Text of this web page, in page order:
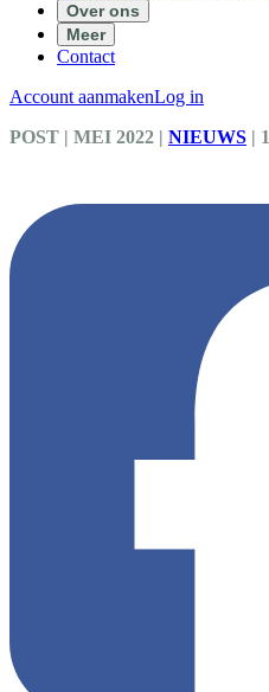
Over ons
Meer
Contact
Account aanmakenLog in
POST | MEI 2022 | NIEUWS |